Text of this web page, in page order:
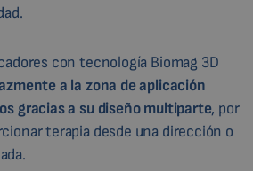
con tecnología Biomag 3D
a la zona de aplicación
gracias a su diseño multiparte, por
terapia desde una dirección o